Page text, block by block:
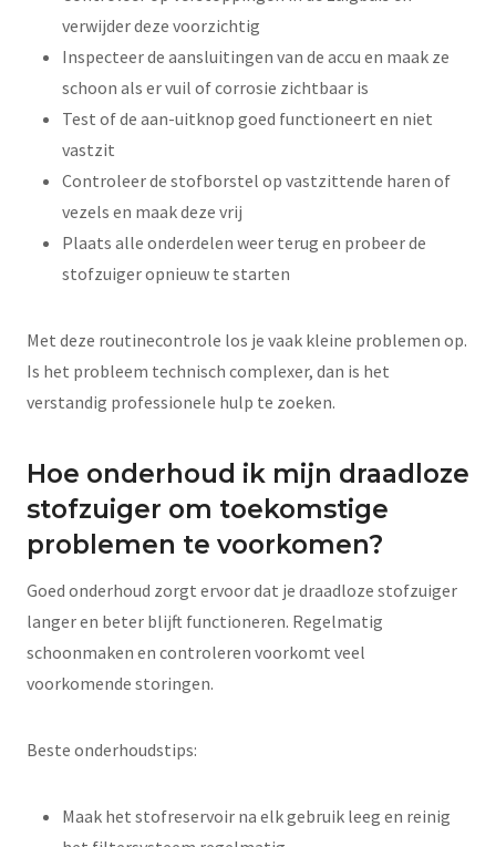
verwijder deze voorzichtig
Inspecteer de aansluitingen van de accu en maak ze
schoon als er vuil of corrosie zichtbaar is
Test of de aan-uitknop goed functioneert en niet
vastzit
Controleer de stofborstel op vastzittende haren of
vezels en maak deze vrij
Plaats alle onderdelen weer terug en probeer de
stofzuiger opnieuw te starten
Met deze routinecontrole los je vaak kleine problemen op.
Is het probleem technisch complexer, dan is het
verstandig professionele hulp te zoeken.
Hoe onderhoud ik mijn draadloze
stofzuiger om toekomstige
problemen te voorkomen?
Goed onderhoud zorgt ervoor dat je draadloze stofzuiger
langer en beter blijft functioneren. Regelmatig
schoonmaken en controleren voorkomt veel
voorkomende storingen.
Beste onderhoudstips:
Maak het stofreservoir na elk gebruik leeg en reinig